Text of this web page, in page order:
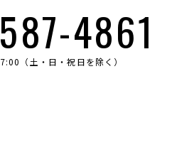
4861
（土・日・祝日を除く）